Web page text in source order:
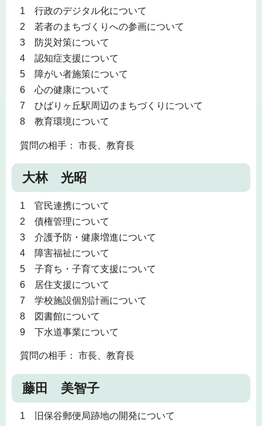
1 行政のデジタル化について
2 若者のまちづくりへの参画について
3 防災対策について
4 認知症支援について
5 障がい者施策について
6 心の健康について
7 ひばりヶ丘駅周辺のまちづくりについて
8 教育環境について
質問の相手： 市長、教育長
大林 光昭
1 官民連携について
2 債権管理について
3 介護予防・健康増進について
4 障害福祉について
5 子育ち・子育て支援について
6 居住支援について
7 学校施設個別計画について
8 図書館について
9 下水道事業について
質問の相手： 市長、教育長
藤田 美智子
1 旧保谷郵便局跡地の開発について